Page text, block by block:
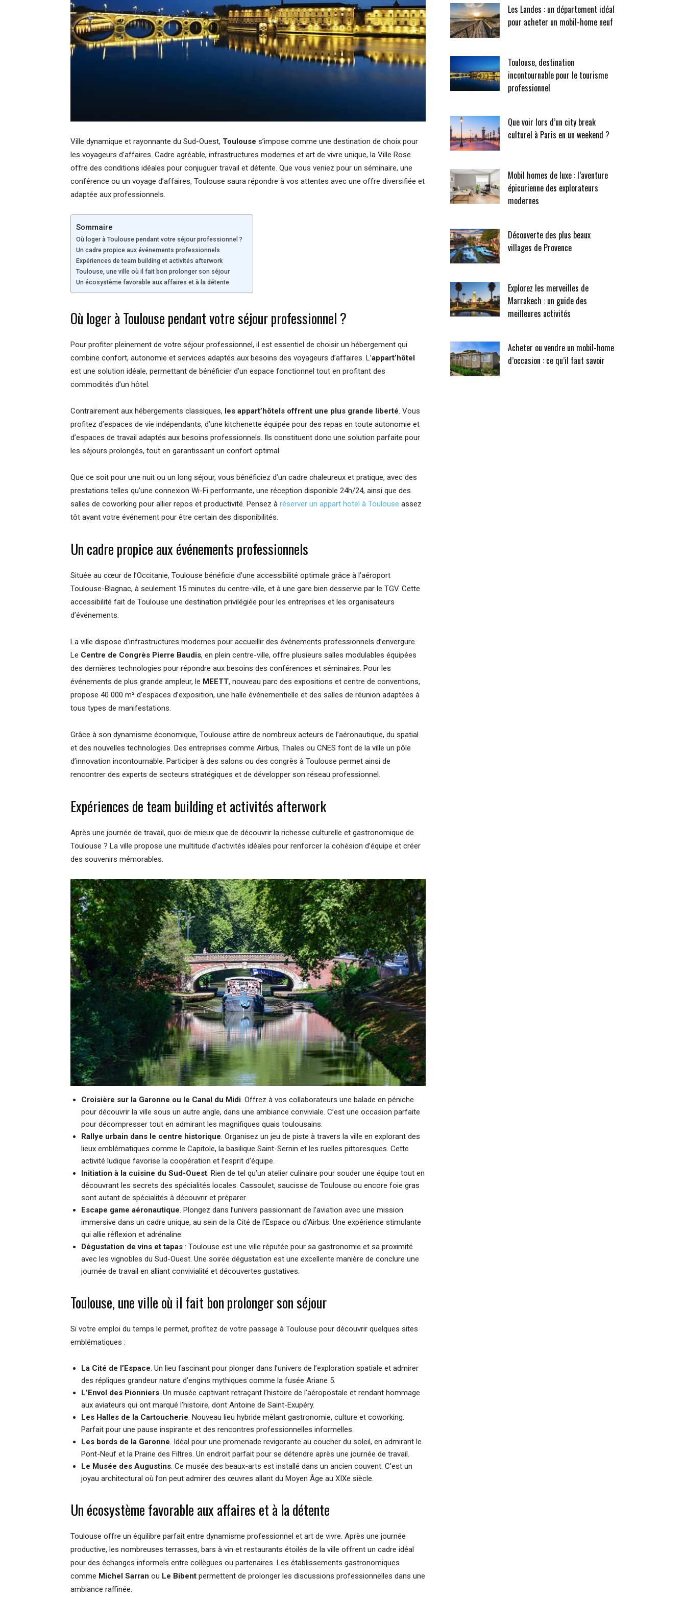
Ville dynamique et rayonnante du Sud-Ouest, Toulouse s’impose comme une destination de choix pour
les voyageurs d’affaires. Cadre agréable, infrastructures modernes et art de vivre unique, la Ville Rose
offre des conditions idéales pour conjuguer travail et détente. Que vous veniez pour un séminaire, une
conférence ou un voyage d’affaires, Toulouse saura répondre à vos attentes avec une offre diversifiée et
adaptée aux professionnels.
Sommaire
Où loger à Toulouse pendant votre séjour professionnel ?
Un cadre propice aux événements professionnels
Expériences de team building et activités afterwork
Toulouse, une ville où il fait bon prolonger son séjour
Un écosystème favorable aux affaires et à la détente
Où loger à Toulouse pendant votre séjour professionnel ?
Pour profiter pleinement de votre séjour professionnel, il est essentiel de choisir un hébergement qui
combine confort, autonomie et services adaptés aux besoins des voyageurs d’affaires. L’appart’hôtel
est une solution idéale, permettant de bénéficier d’un espace fonctionnel tout en profitant des
commodités d’un hôtel.
Contrairement aux hébergements classiques, les appart’hôtels offrent une plus grande liberté. Vous
profitez d’espaces de vie indépendants, d’une kitchenette équipée pour des repas en toute autonomie et
d’espaces de travail adaptés aux besoins professionnels. Ils constituent donc une solution parfaite pour
les séjours prolongés, tout en garantissant un confort optimal.
Que ce soit pour une nuit ou un long séjour, vous bénéficiez d’un cadre chaleureux et pratique, avec des
prestations telles qu’une connexion Wi-Fi performante, une réception disponible 24h/24, ainsi que des
salles de coworking pour allier repos et productivité. Pensez à réserver un appart hotel à Toulouse assez
tôt avant votre événement pour être certain des disponibilités.
Un cadre propice aux événements professionnels
Située au cœur de l’Occitanie, Toulouse bénéficie d’une accessibilité optimale grâce à l’aéroport
Toulouse-Blagnac, à seulement 15 minutes du centre-ville, et à une gare bien desservie par le TGV. Cette
accessibilité fait de Toulouse une destination privilégiée pour les entreprises et les organisateurs
d’événements.
La ville dispose d’infrastructures modernes pour accueillir des événements professionnels d’envergure.
Le Centre de Congrès Pierre Baudis, en plein centre-ville, offre plusieurs salles modulables équipées
des dernières technologies pour répondre aux besoins des conférences et séminaires. Pour les
événements de plus grande ampleur, le MEETT, nouveau parc des expositions et centre de conventions,
propose 40 000 m² d’espaces d’exposition, une halle événementielle et des salles de réunion adaptées à
tous types de manifestations.
Grâce à son dynamisme économique, Toulouse attire de nombreux acteurs de l’aéronautique, du spatial
et des nouvelles technologies. Des entreprises comme Airbus, Thales ou CNES font de la ville un pôle
d’innovation incontournable. Participer à des salons ou des congrès à Toulouse permet ainsi de
rencontrer des experts de secteurs stratégiques et de développer son réseau professionnel.
Expériences de team building et activités afterwork
Après une journée de travail, quoi de mieux que de découvrir la richesse culturelle et gastronomique de
Toulouse ? La ville propose une multitude d’activités idéales pour renforcer la cohésion d’équipe et créer
des souvenirs mémorables.
Croisière sur la Garonne ou le Canal du Midi. Offrez à vos collaborateurs une balade en péniche
pour découvrir la ville sous un autre angle, dans une ambiance conviviale. C’est une occasion parfaite
pour décompresser tout en admirant les magnifiques quais toulousains.
Rallye urbain dans le centre historique. Organisez un jeu de piste à travers la ville en explorant des
lieux emblématiques comme le Capitole, la basilique Saint-Sernin et les ruelles pittoresques. Cette
activité ludique favorise la coopération et l’esprit d’équipe.
Initiation à la cuisine du Sud-Ouest. Rien de tel qu’un atelier culinaire pour souder une équipe tout en
découvrant les secrets des spécialités locales. Cassoulet, saucisse de Toulouse ou encore foie gras
sont autant de spécialités à découvrir et préparer.
Escape game aéronautique. Plongez dans l’univers passionnant de l’aviation avec une mission
immersive dans un cadre unique, au sein de la Cité de l’Espace ou d’Airbus. Une expérience stimulante
qui allie réflexion et adrénaline.
Dégustation de vins et tapas : Toulouse est une ville réputée pour sa gastronomie et sa proximité
avec les vignobles du Sud-Ouest. Une soirée dégustation est une excellente manière de conclure une
journée de travail en alliant convivialité et découvertes gustatives.
Toulouse, une ville où il fait bon prolonger son séjour
Si votre emploi du temps le permet, profitez de votre passage à Toulouse pour découvrir quelques sites
emblématiques :
La Cité de l’Espace. Un lieu fascinant pour plonger dans l’univers de l’exploration spatiale et admirer
des répliques grandeur nature d’engins mythiques comme la fusée Ariane 5.
L’Envol des Pionniers. Un musée captivant retraçant l’histoire de l’aéropostale et rendant hommage
aux aviateurs qui ont marqué l’histoire, dont Antoine de Saint-Exupéry.
Les Halles de la Cartoucherie. Nouveau lieu hybride mêlant gastronomie, culture et coworking.
Parfait pour une pause inspirante et des rencontres professionnelles informelles.
Les bords de la Garonne. Idéal pour une promenade revigorante au coucher du soleil, en admirant le
Pont-Neuf et la Prairie des Filtres. Un endroit parfait pour se détendre après une journée de travail.
Le Musée des Augustins. Ce musée des beaux-arts est installé dans un ancien couvent. C’est un
joyau architectural où l’on peut admirer des œuvres allant du Moyen Âge au XIXe siècle.
Un écosystème favorable aux affaires et à la détente
Toulouse offre un équilibre parfait entre dynamisme professionnel et art de vivre. Après une journée
productive, les nombreuses terrasses, bars à vin et restaurants étoilés de la ville offrent un cadre idéal
pour des échanges informels entre collègues ou partenaires. Les établissements gastronomiques
comme Michel Sarran ou Le Bibent permettent de prolonger les discussions professionnelles dans une
ambiance raffinée.
Les Landes : un département idéal
pour acheter un mobil-home neuf
Toulouse, destination
incontournable pour le tourisme
professionnel
Que voir lors d’un city break
culturel à Paris en un weekend ?
Mobil homes de luxe : l’aventure
épicurienne des explorateurs
modernes
Découverte des plus beaux
villages de Provence
Explorez les merveilles de
Marrakech : un guide des
meilleures activités
Acheter ou vendre un mobil-home
d’occasion : ce qu’il faut savoir